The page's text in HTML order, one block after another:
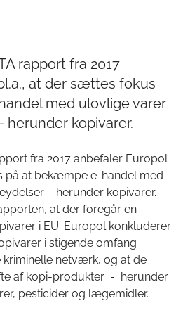
rapport fra 2017
at der sættes fokus
med ulovlige varer
herunder kopivarer.
fra 2017 anbefaler Europol
på at bekæmpe e-handel med
– herunder kopivarer.
at der foregår en
i EU. Europol konkluderer
i stigende omfang
netværk, og at de
af kopi-produkter - herunder
pesticider og lægemidler.